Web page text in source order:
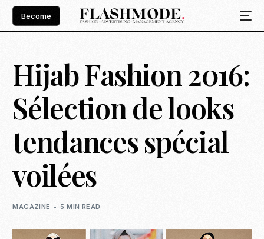
Become
Hijab Fashion 2016:
Sélection de looks
tendances spécial
voilées
MAGAZINE 5 MIN READ